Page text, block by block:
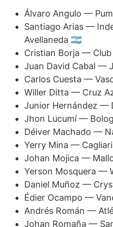
Álvaro Angulo —
Santiago Arias —
Avellaneda 🇦🇷
Cristian Borja —
Juan David Cabal —
Carlos Cuesta —
Willer Ditta — Cruz
Junior Hernández —
Jhon Lucumí —
Déiver Machado —
Yerry Mina —
Johan Mojica —
Yerson Mosquera —
Daniel Muñoz —
Édier Ocampo —
Andrés Román —
Johan Romaña —